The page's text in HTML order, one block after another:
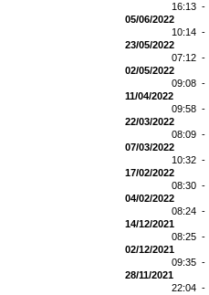
16:13 -
05/06/2022
10:14 -
23/05/2022
07:12 -
02/05/2022
09:08 -
11/04/2022
09:58 -
22/03/2022
08:09 -
07/03/2022
10:32 -
17/02/2022
08:30 -
04/02/2022
08:24 -
14/12/2021
08:25 -
02/12/2021
09:35 -
28/11/2021
22:04 -